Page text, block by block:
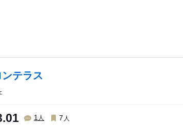
テラス
1人 7 人